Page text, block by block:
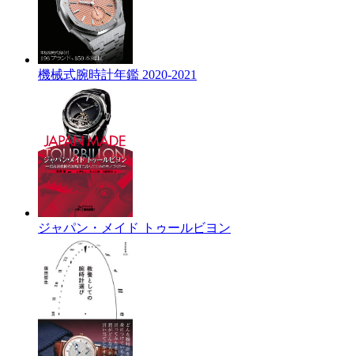
機械式腕時計年鑑 2020-2021
ジャパン・メイド トゥールビヨン